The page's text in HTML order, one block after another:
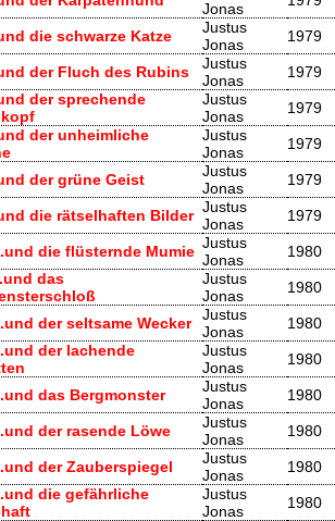
Jonas
die schwarze Katze
Justus
Jonas
1979
der Fluch des Rubins
Justus
Jonas
1979
der sprechende
Justus
Jonas
1979
der unheimliche
Justus
Jonas
1979
der grüne Geist
Justus
Jonas
1979
die rätselhaften Bilder Justus
Jonas
1979
die flüsternde Mumie Justus
Jonas
1980
das
Justus
Jonas
1980
der seltsame Wecker
Justus
Jonas
1980
der lachende
Justus
Jonas
1980
das Bergmonster
Justus
Jonas
1980
der rasende Löwe
Justus
Jonas
1980
der Zauberspiegel
Justus
Jonas
1980
die gefährliche
Justus
Jonas
1980